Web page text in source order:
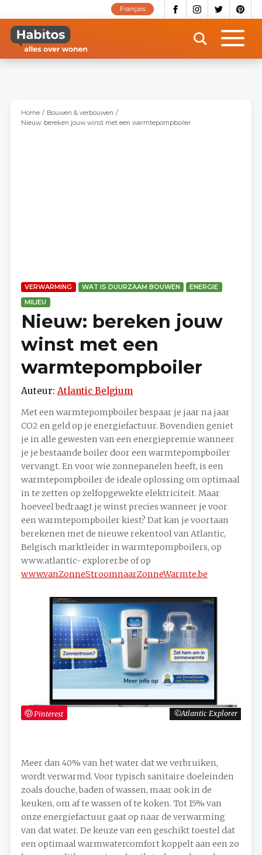
naar
inhoud
gaan
Français
Home
Bouwen & verbouwen
Nieuw: bereken jouw winst met een warmtepompboiler
VERWARMING WAT IS DUURZAAM BOUWEN ENERGIE
MILIEU
Nieuw: bereken jouw
winst met een
warmtepompboiler
Auteur: Atlantic Belgium
Met een warmtepompboiler bespaar je jaar na jaar
CO2 en geld op je energiefactuur. Bovendien geniet
je in alle gewesten van een energiepremie wanneer
je je bestaande boiler door een warmtepompboiler
vervangt. En voor wie zonnepanelen heeft, is een
warmtepompboiler de ideale oplossing om optimaal
in te zetten op zelfopgewekte elektriciteit. Maar
hoeveel bedraagt je winst precies wanneer je voor
een warmtepompboiler kiest? Dat kan je voortaan
berekenen met de nieuwe rekentool van Atlantic,
Belgisch marktleider in warmtepompboilers, op
www.atlantic- explorer.be of op
www.vanZonneStroomnaarZonneWarmte.be
Atlantic Explorer
Pinterest
Meer dan 40% van het water dat we verbruiken,
wordt verwarmd. Voor typisch sanitaire doeleinden
zoals douche, baden of wassen, maar ook in de
keuken, om af te wassen of te koken. Tot 15% van
onze energiefactuur gaat op naar de verwarming
van dat water. De keuze van een geschikt toestel dat
een optimaal warmwatercomfort koppelt aan een zo